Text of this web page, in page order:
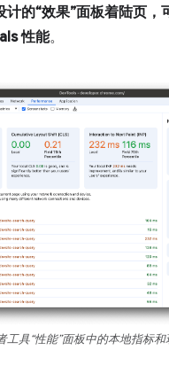
计的“效果”面板着陆页，
性能。
工具“性能”面板中的本地指标